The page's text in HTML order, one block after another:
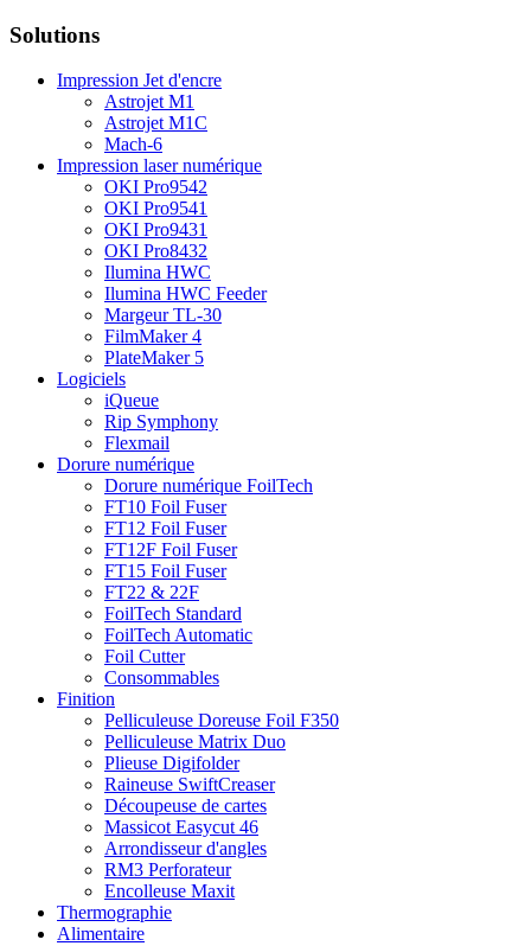
Solutions
Impression Jet d'encre
Astrojet M1
Astrojet M1C
Mach-6
Impression laser numérique
OKI Pro9542
OKI Pro9541
OKI Pro9431
OKI Pro8432
Ilumina HWC
Ilumina HWC Feeder
Margeur TL-30
FilmMaker 4
PlateMaker 5
Logiciels
iQueue
Rip Symphony
Flexmail
Dorure numérique
Dorure numérique FoilTech
FT10 Foil Fuser
FT12 Foil Fuser
FT12F Foil Fuser
FT15 Foil Fuser
FT22 & 22F
FoilTech Standard
FoilTech Automatic
Foil Cutter
Consommables
Finition
Pelliculeuse Doreuse Foil F350
Pelliculeuse Matrix Duo
Plieuse Digifolder
Raineuse SwiftCreaser
Découpeuse de cartes
Massicot Easycut 46
Arrondisseur d'angles
RM3 Perforateur
Encolleuse Maxit
Thermographie
Alimentaire